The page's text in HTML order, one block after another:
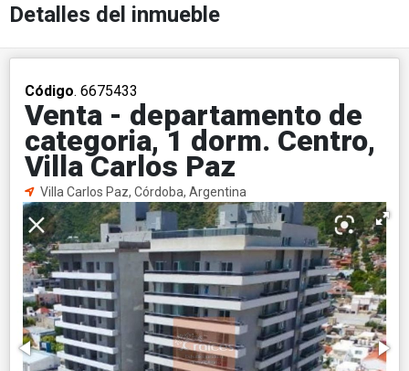
Detalles del inmueble
Código. 6675433
Venta - departamento de
categoria, 1 dorm. Centro,
Villa Carlos Paz
Villa Carlos Paz, Córdoba, Argentina